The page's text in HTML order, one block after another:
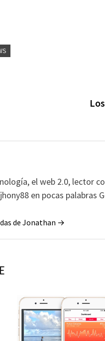
el web 2.0, lector
en pocas palabras
de Jonathan →